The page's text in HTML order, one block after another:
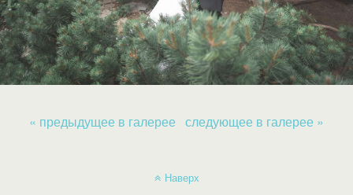
« предыдущее в галерее следующее в галерее »
Наверх